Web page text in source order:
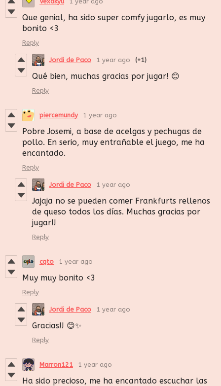
Que genial, ha sido super comfy jugarlo, es muy
bonito <3
Reply
Jordi de Paco 1 year ago (+1)
Qué bien, muchas gracias por jugar! 😊
Reply
piercemundy 1 year ago
Pobre Josemi, a base de acelgas y pechugas de
pollo. En serio, muy entrañable el juego, me ha
encantado.
Reply
Jordi de Paco 1 year ago
Jajaja no se pueden comer Frankfurts rellenos
de queso todos los días. Muchas gracias por
jugar!!
Reply
cqto 1 year ago
Muy muy bonito <3
Reply
Jordi de Paco 1 year ago
Gracias!! 😊✨
Reply
Marron121 1 year ago
Ha sido precioso, me ha encantado escuchar las